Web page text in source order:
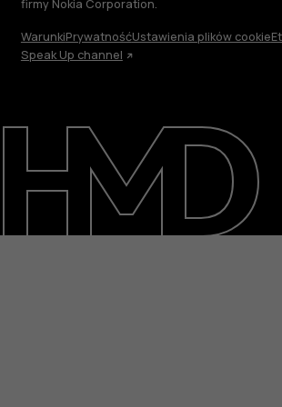
firmy Nokia Corporation.
WarunkiPrywatnośćUstawienia plików cookie
Speak Up channel